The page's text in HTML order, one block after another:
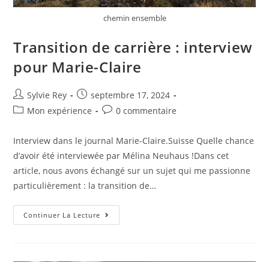
chemin ensemble
Transition de carrière : interview
pour Marie-Claire
Sylvie Rey
septembre 17, 2024
Mon expérience
0 commentaire
Interview dans le journal Marie-Claire.Suisse Quelle chance
d’avoir été interviewée par Mélina Neuhaus !Dans cet
article, nous avons échangé sur un sujet qui me passionne
particulièrement : la transition de…
Continuer La Lecture